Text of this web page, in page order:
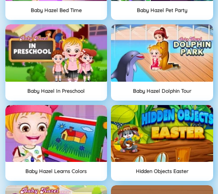
Baby Hazel Bed Time Baby Hazel Pet Party
Baby Hazel In Preschool Baby Hazel Dolphin Tour
Baby Hazel Learns Colors Hidden Objects Easter